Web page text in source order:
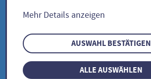
e
n
Mehr Details anzeigen
AUSWAHL BESTÄTIGEN
ALLE AUSWÄHLEN